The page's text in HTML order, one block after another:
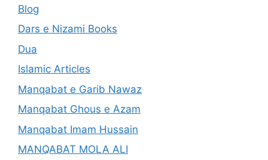
Blog
Dars e Nizami Books
Dua
Islamic Articles
Manqabat e Garib Nawaz
Manqabat Ghous e Azam
Manqabat Imam Hussain
MANQABAT MOLA ALI